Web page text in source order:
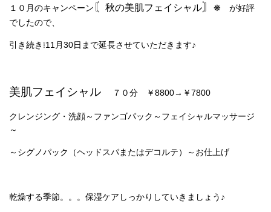
１０月のキャンペーン 〘 秋の美肌フェイシャル〙
❋ が好評
でしたので、
引き続き❕11月30日まで延長させていただきます♪
美肌フェイシャル ７０分 ￥8800→￥7800
クレンジング・洗顔～ファンゴパック～フェイシャルマッサージ
～
～シグノパック（ヘッドスパまたはデコルテ）～お仕上げ
乾燥する季節。。。保湿ケアしっかりしていきましょう♪